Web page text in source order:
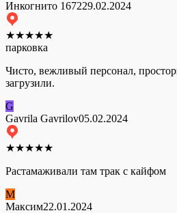
Инкогнито 167229.02.2024
★★★★★
парковка
Чисто, вежливый персонал,
загрузили.
G
Gavrila Gavrilov05.02.2024
★★★★★
Растамаживали там трак с кайфом
М
Максим22.01.2024